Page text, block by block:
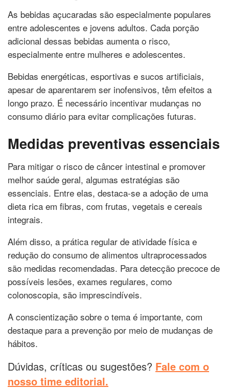
As bebidas açucaradas são especialmente populares
entre adolescentes e jovens adultos. Cada porção
adicional dessas bebidas aumenta o risco,
especialmente entre mulheres e adolescentes.
Bebidas energéticas, esportivas e sucos artificiais,
apesar de aparentarem ser inofensivos, têm efeitos a
longo prazo. É necessário incentivar mudanças no
consumo diário para evitar complicações futuras.
Medidas preventivas essenciais
Para mitigar o risco de câncer intestinal e promover
melhor saúde geral, algumas estratégias são
essenciais. Entre elas, destaca-se a adoção de uma
dieta rica em fibras, com frutas, vegetais e cereais
integrais.
Além disso, a prática regular de atividade física e
redução do consumo de alimentos ultraprocessados
são medidas recomendadas. Para detecção precoce de
possíveis lesões, exames regulares, como
colonoscopia, são imprescindíveis.
A conscientização sobre o tema é importante, com
destaque para a prevenção por meio de mudanças de
hábitos.
Dúvidas, críticas ou sugestões? Fale com o
nosso time editorial.